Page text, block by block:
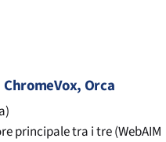
Orca
principale tra i tre (WebAIM